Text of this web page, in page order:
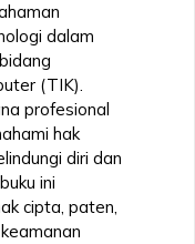
dalam
(TIK).
profesional
hak
diri dan
ini
cipta, paten,